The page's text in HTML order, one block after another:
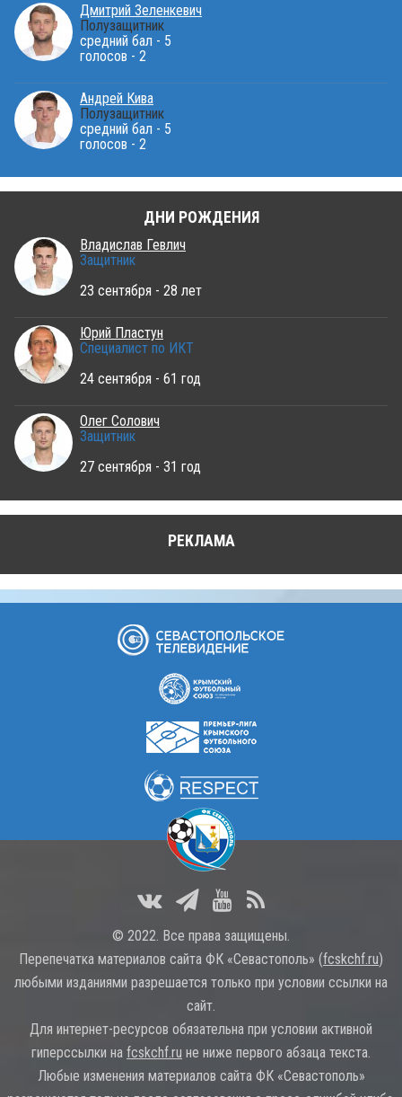
Дмитрий Зеленкевич
Полузащитник
средний бал - 5
голосов - 2
Андрей Кива
Полузащитник
средний бал - 5
голосов - 2
ДНИ РОЖДЕНИЯ
Владислав Гевлич
Защитник
23 сентября - 28 лет
Юрий Пластун
Специалист по ИКТ
24 сентября - 61 год
Олег Солович
Защитник
27 сентября - 31 год
РЕКЛАМА
© 2022. Все права защищены.
Перепечатка материалов сайта ФК «Севастополь» (fcskchf.ru)
любыми изданиями разрешается только при условии ссылки на
сайт.
Для интернет-ресурсов обязательна при условии активной
гиперссылки на fcskchf.ru не ниже первого абзаца текста.
Любые изменения материалов сайта ФК «Севастополь»